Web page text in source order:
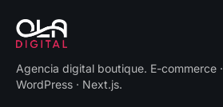
Agencia digital boutique. E-commerce ·
WordPress · Next.js.